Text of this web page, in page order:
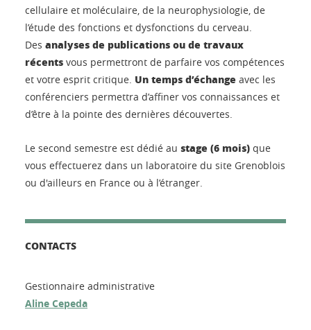
cellulaire et moléculaire, de la neurophysiologie, de
l’étude des fonctions et dysfonctions du cerveau.
Des analyses de publications ou de travaux
récents vous permettront de parfaire vos compétences
et votre esprit critique. Un temps d’échange avec les
conférenciers permettra d’affiner vos connaissances et
d’être à la pointe des dernières découvertes.
Le second semestre est dédié au stage (6 mois) que
vous effectuerez dans un laboratoire du site Grenoblois
ou d'ailleurs en France ou à l’étranger.
CONTACTS
Gestionnaire administrative
Aline Cepeda